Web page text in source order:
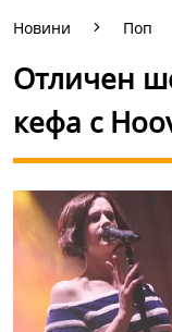
Новини Поп
Отличен
кефа с